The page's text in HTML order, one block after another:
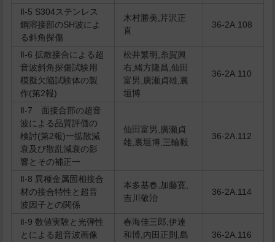
Ⅱ-5 S304ステンレス
鋼溶接部のSH波によ
る斜角探傷
木村勝美,芹沢正
直
36-2A.108
Ⅱ-6 拡散接合による超
音波斜角探傷試験用
模擬欠陥試験体の製
作(第2報)
松井繁明,糸賀興
右,緒方隆昌,仙田
富男,廣瀬貞雄,裏
垣博
36-2A.110
Ⅱ-7 面接合部の超音
波による品質評価の
検討(第2報)一拡散減
衰及び散乱減衰の影
響とその補正一
仙田富男,廣瀬貞
雄,裏垣博,三輪毅
36-2A.112
Ⅱ-8 異種金属固相接合
材の接合特性と超音
波因子との関係
本多基春,加藤寛,
吉川敬治
36-2A.114
Ⅱ-9 数値実験と光弾性
とによる超音波画像
春海佳三郎,伊達
和博,内田正則,島
36-2A.116